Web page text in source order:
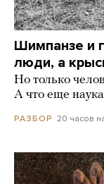
Шимпанзе и
люди, а
Но только
А что еще
РАЗБОР 20 часов